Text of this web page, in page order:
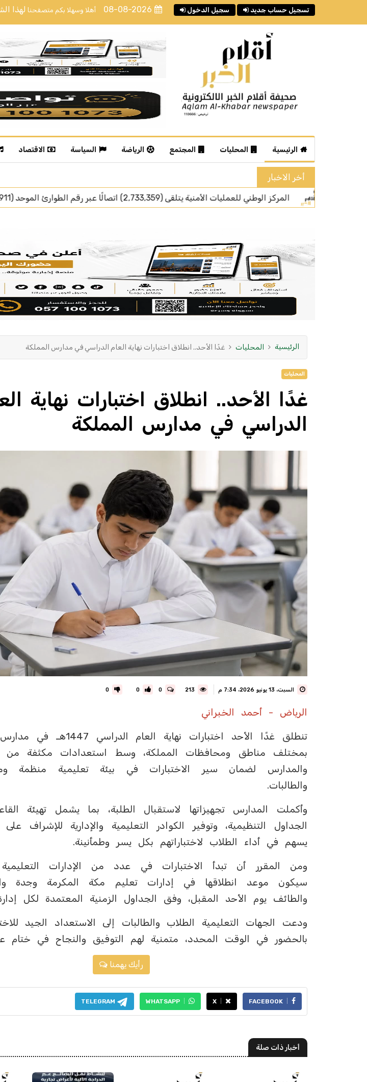
أهلا وسهلا بكم متصفحنا لهذا 08-08-2026 سجيل الدخول تسجيل حساب جديد
الرئيسية المحليات المجتمع الرياضة السياسة الاقتصاد
أخر الاخبار
رقم الطوارئ الموحد (911) خلال شهر يوليو من عام 2026
الرئيسية المحليات غدًا الأحد.. انطلاق اختبارات نهاية العام الدراسي في مدارس المملكة
المحليات
غدًا الأحد.. انطلاق اختبارات نهاية
الدراسي في مدارس المملكة
السبت، 13 يونيو 2026، 7:34 م 0
0
0
الرياض - أحمد الخبراني
تنطلق غدًا الأحد اختبارات نهاية
بمختلف مناطق ومحافظات المملكة، وسط استعدادات مكثفة من
والمدارس لضمان سير الاختبارات في بيئة تعليمية منظمة
والطالبات.
وأكملت المدارس تجهيزاتها لاستقبال الطلبة، بما يشمل تهيئة
الجداول التنظيمية، وتوفير الكوادر التعليمية والإدارية للإشراف على
يسهم في أداء الطلاب لاختباراتهم بكل يسر وطمأنينة.
ومن المقرر أن تبدأ الاختبارات في عدد من الإدارات التعليمية
سيكون موعد انطلاقها في إدارات تعليم مكة المكرمة وجدة
والطائف يوم الأحد المقبل، وفق الجداول الزمنية المعتمدة لكل
ودعت الجهات التعليمية الطلاب والطالبات إلى الاستعداد الجيد
بالحضور في الوقت المحدد، متمنية لهم التوفيق والنجاح في ختام
رأيك يهمنا
FACEBOOK
X
WHATSAPP
TELEGRAM
أخبار ذات صلة